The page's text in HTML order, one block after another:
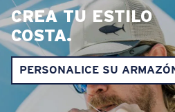
CREA TU ESTILO
COSTA.
PERSONALICE SU